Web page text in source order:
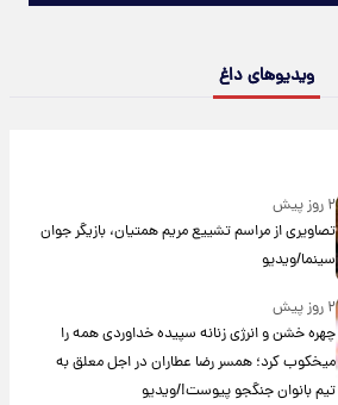
ویدیوهای داغ
۲ روز پیش
تصاویری از مراسم تشییع مریم همتیان، بازیگر جوان
سینما/ویدیو
۲ روز پیش
چهره خشن و انرژی زنانه سپیده خداوردی همه را
میخکوب کرد؛ همسر رضا عطاران در اجل معلق به
تیم بانوان جنگجو پیوست!/ویدیو